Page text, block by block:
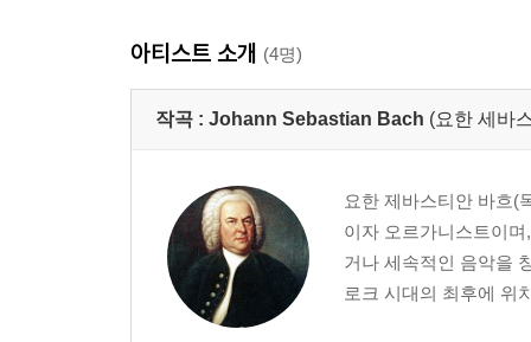
아티스트 소개 (4명)
작곡 : Johann Sebastian Bach (요한 세바
요한 제바스티안 바흐(
이자 오르가니스트이
거나 세속적인 음악을
로크 시대의 최후에 위